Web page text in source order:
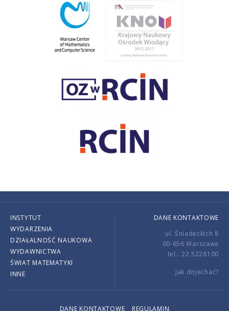
INSTYTUT
WYDARZENIA
DZIAŁALNOŚĆ NAUKOWA
WYDAWNICTWA
ŚWIAT MATEMATYKI
INNE
DANE KONTAKTOWE
ul. Śniadeckich 8
00-656 Warszawa
tel.: 22 5228100
Jak dojechać?
DANE KONTAKTOWE REGULAMIN